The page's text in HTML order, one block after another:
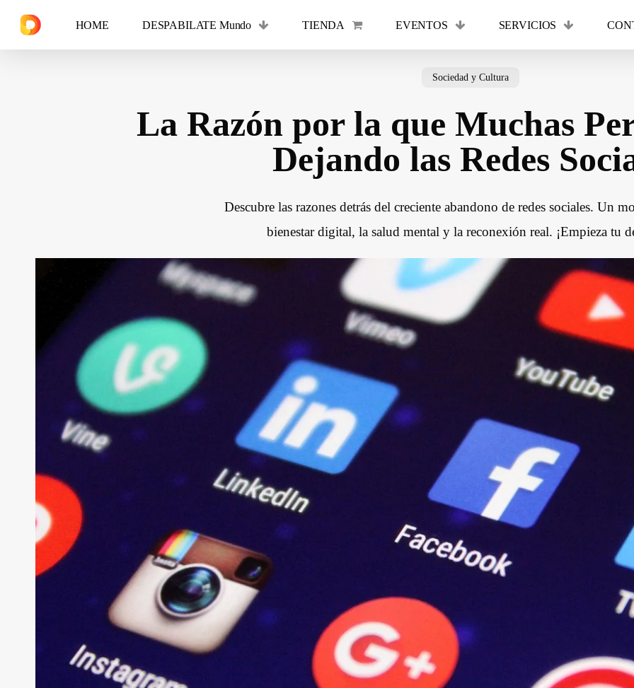
Skip
Hit enter to search or ESC to close
HOME DESPABILATE Mundo TIENDA EVENTOS SERVICIOS
Cart
Sociedad y Cultura
La Razón por la que Muchas
Dejando las Redes
Descubre las razones detrás del creciente abandono de redes sociales. Un
bienestar digital, la salud mental y la reconexión real. ¡Empieza tu